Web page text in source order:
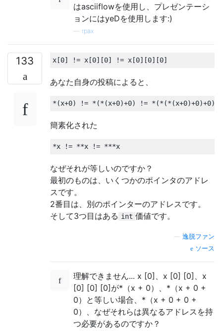
はasciiflowを使用し、プレゼンテーシ
ョンにはyeDを使用します:)
rpax
133 x[0] != x[0][0] != x[0][0][0]
あなた自身の投稿によると、
*(x+0) != *(*(x+0)+0) != *(*(*(x+0)+0)+0)`
簡素化された
*x != **x != ***x
なぜそれが等しいのですか？
最初のものは、いくつかのポインタのアドレ
スです。
2番目は、別のポインターのアドレスです。
そして3つ目はある int 価値です。
逸脱ファン
ソース
理解できません... x [0]、x [0] [0]、x
[0] [0] [0]が*（x + 0）、*（x + 0 +
0）と等しい場合、*（x + 0 + 0 +
0）、なぜそれらは異なるアドレスを持
つ必要があるのですか？